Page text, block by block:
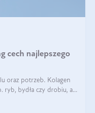
cech najlepszego
oraz potrzeb. Kolagen
ryb, bydła czy drobiu, a